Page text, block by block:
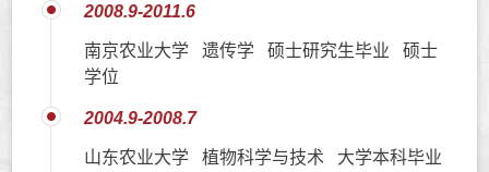
2008.9-2011.6
南京农业大学 遗传学 硕士研究生毕业 硕士
学位
2004.9-2008.7
山东农业大学 植物科学与技术 大学本科毕业